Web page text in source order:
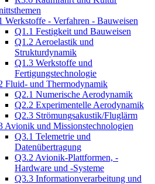
Werkstoffe - Verfahren - Bauweisen
Q1.1 Festigkeit und Bauweisen
Q1.2 Aeroelastik und
Strukturdynamik
Q1.3 Werkstoffe und
Fertigungstechnologie
Fluid- und Thermodynamik
Q2.1 Numerische Aerodynamik
Q2.2 Experimentelle Aerodynamik
Q2.3 Strömungsakustik/Fluglärm
Avionik und Missionstechnologien
Q3.1 Telemetrie und
Datenübertragung
Q3.2 Avionik-Plattformen, -
Hardware und -Systeme
Q3.3 Informationverarbeitung und